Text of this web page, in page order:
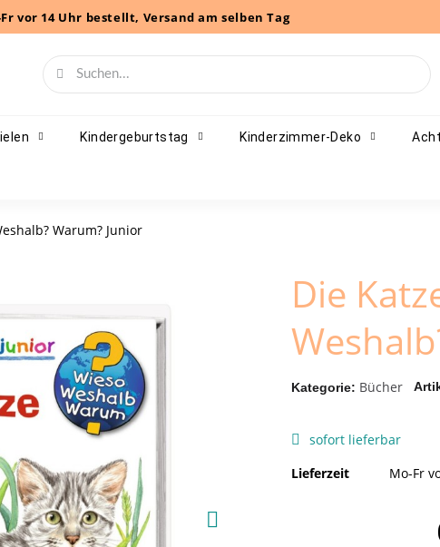
vor 14 Uhr bestellt, Versand am selben Tag
Kindergeburtstag Kinderzimmer-Deko
Warum? Junior
Die
Kategorie Bücher
sofort lieferbar
Lieferzeit
Mo-Fr